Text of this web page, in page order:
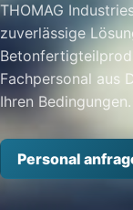
THOMAG
zuverlässige
Fachpersonal aus
Ihren Bedingungen.
Personal